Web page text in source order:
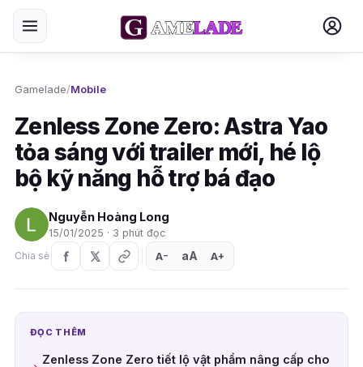
Gamelade/Mobile
Zenless Zone Zero: Astra Yao
tỏa sáng với trailer mới, hé lộ
bộ kỹ năng hỗ trợ bá đạo
Nguyễn Hoàng Long
15/01/2025 · 3 phút đọc
Chia sẻ
A− aA A+
ĐỌC THÊM
Zenless Zone Zero tiết lộ vật phẩm nâng cấp cho